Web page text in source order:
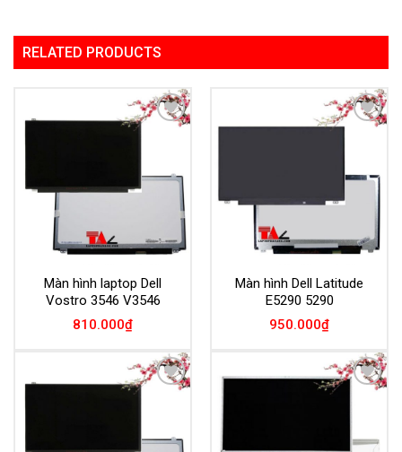
RELATED PRODUCTS
Màn hình laptop Dell
Vostro 3546 V3546
810.000₫
Màn hình Dell Latitude
E5290 5290
950.000₫